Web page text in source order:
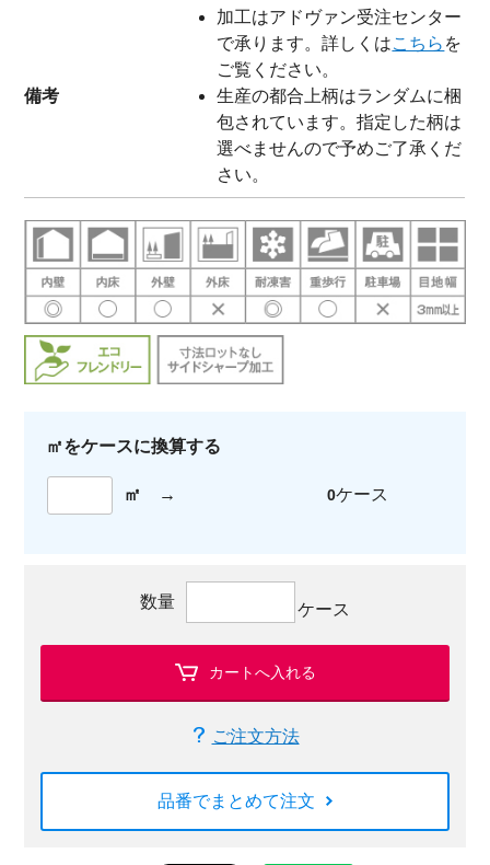
備考
加工はアドヴァン受注センター
で承ります。詳しくはこちら を
ご覧ください。
生産の都合上柄はランダムに梱
包されています。指定した柄は
選べませんので予めご了承くだ
さい。
㎡をケースに換算する
㎡ → 0ケース
数量 ケース
カートへ入れる
ご注文方法
品番でまとめて注文